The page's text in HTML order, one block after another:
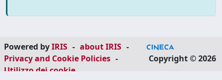
Powered byIRIS - about IRIS -
Privacy and Cookie Policies -
Utilizzo dei cookie
Copyright © 2026